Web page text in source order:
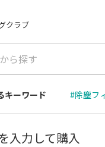
クラブ
キーワード #除塵フ
入力して購入